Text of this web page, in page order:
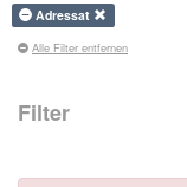
Adressat
Alle Filter entfernen
Filter